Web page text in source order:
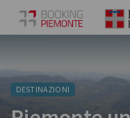
DESTINAZIONI